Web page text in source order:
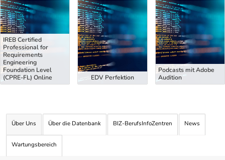
Uber Weiterbildungsvorschläge
IREB Certified
Professional for
Requirements
Engineering
Foundation Level
(CPRE-FL) Online
EDV Perfektion
Podcasts mit Adobe
Audition
Über Uns Über die Datenbank BIZ-BerufsInfoZentren News
Wartungsbereich